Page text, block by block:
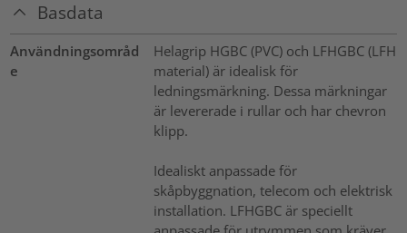
Basdata
Användningsområd
e
Helagrip HGBC (PVC) och LFHGBC (LFH
material) är idealisk för
ledningsmärkning. Dessa märkningar
är levererade i rullar och har chevron
klipp.
Idealiskt anpassade för
skåpbyggnation, telecom och elektrisk
installation. LFHGBC är speciellt